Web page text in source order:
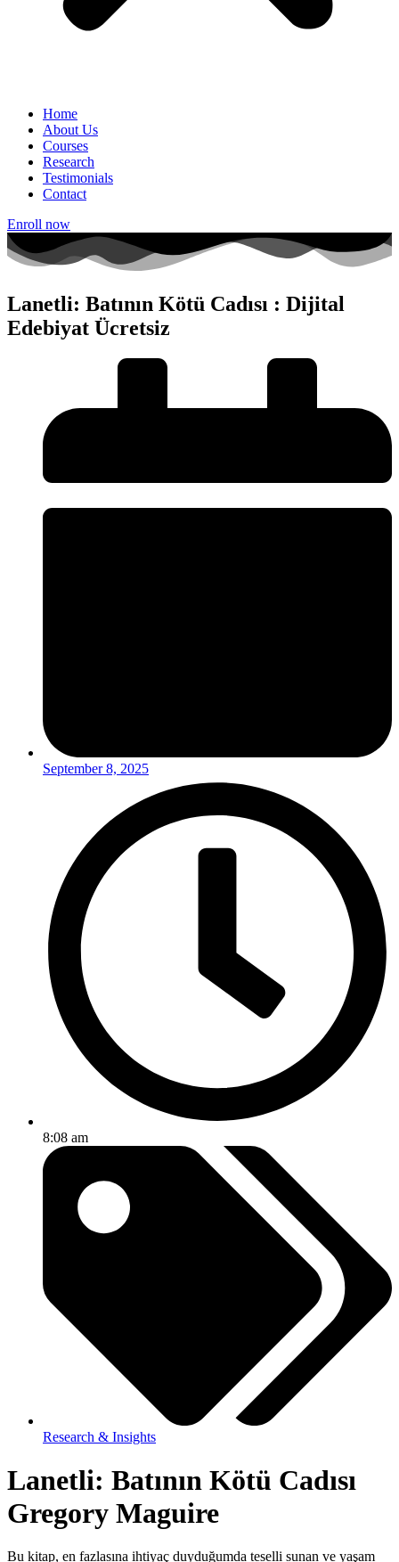
Home
About Us
Courses
Research
Testimonials
Contact
Enroll now
Lanetli: Batının Kötü Cadısı : Dijital
Edebiyat Ücretsiz
September 8, 2025
8:08 am
Research & Insights
Lanetli: Batının Kötü Cadısı
Gregory Maguire
Bu kitap, en fazlasına ihtiyaç duyduğumda teselli sunan ve yaşam